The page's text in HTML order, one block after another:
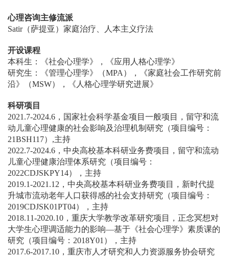
心理咨询主修流派
Satir（萨提亚）家庭治疗、人本主义疗法
开设课程
本科生：《社会心理学》，《应用人格心理学》
研究生：《管理心理学》（MPA），《家庭社会工作研究前
沿》（MSW），《人格心理学研究进展》
科研项目
2021.7-2024.6，国家社会科学基金项目一般项目，留守和流
动儿童心理健康的社会影响及治理机制研究（项目编号：
21BSH117）,主持
2022.7-2024.6，中央高校基本科研业务费项目，留守和流动
儿童心理健康治理体系研究（项目编号：
2022CDJSKPY14），主持
2019.1-2021.12，中央高校基本科研业务费项目，新时代提
升城市流动老年人口获得感的社会支持研究（项目编号：
2019CDJSK01PT04），主持
2018.11-2020.10，重庆大学教学改革研究项目，正念冥想对
大学生心理调适能力的影响—基于《社会心理学》素质课的
研究（项目编号：2018Y01），主持
2017.6-2017.10，重庆市人才研究和人力资源服务协会研究